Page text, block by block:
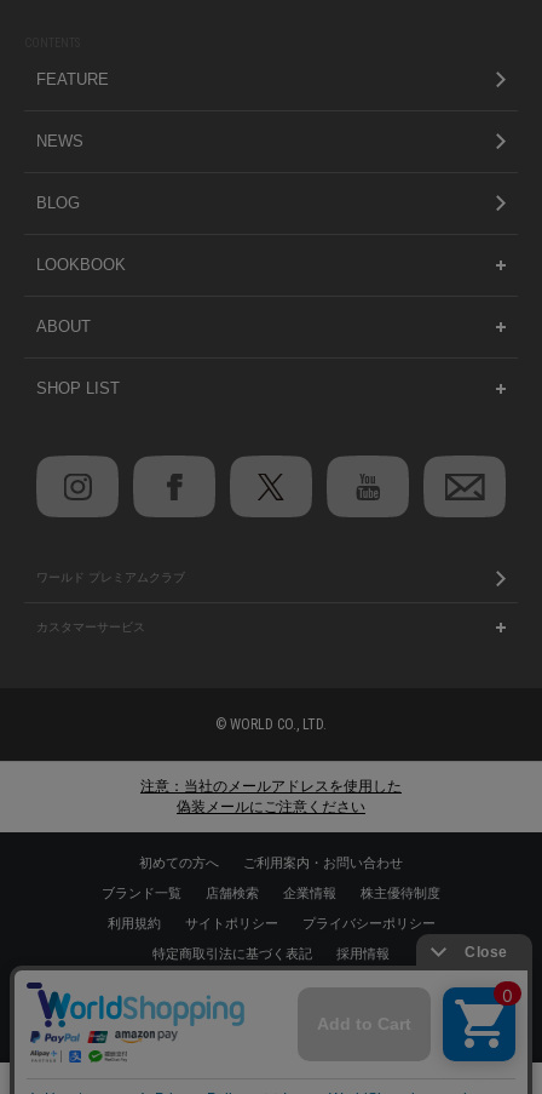
FEATURE
NEWS
BLOG
LOOKBOOK
ABOUT
SHOP LIST
ワールド プレミアムクラブ
カスタマーサービス
© WORLD CO., LTD.
注意：当社のメールアドレスを使用した
偽装メールにご注意ください
初めての方へ ご利用案内・お問い合わせ
ブランド一覧 店舗検索 企業情報 株主優待制度
利用規約 サイトポリシー プライバシーポリシー
特定商取引法に基づく表記 採用情報
Copyrights © WORLD CO.,LTD. All rights reserved.
スマートフォン ｜PC